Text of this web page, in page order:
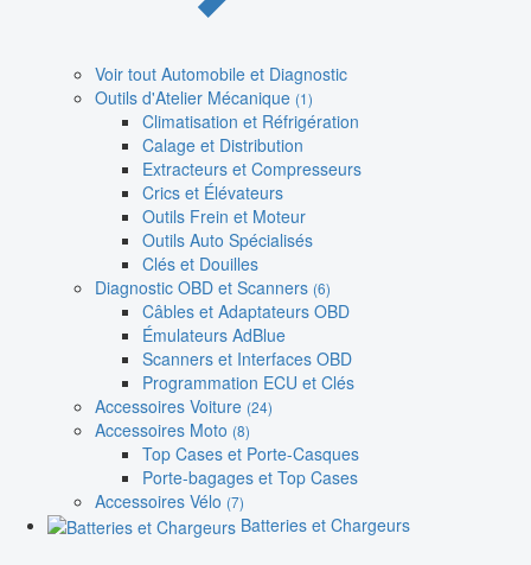
Voir tout Automobile et Diagnostic
Outils d'Atelier Mécanique (1)
Climatisation et Réfrigération
Calage et Distribution
Extracteurs et Compresseurs
Crics et Élévateurs
Outils Frein et Moteur
Outils Auto Spécialisés
Clés et Douilles
Diagnostic OBD et Scanners (6)
Câbles et Adaptateurs OBD
Émulateurs AdBlue
Scanners et Interfaces OBD
Programmation ECU et Clés
Accessoires Voiture (24)
Accessoires Moto (8)
Top Cases et Porte-Casques
Porte-bagages et Top Cases
Accessoires Vélo (7)
Batteries et Chargeurs